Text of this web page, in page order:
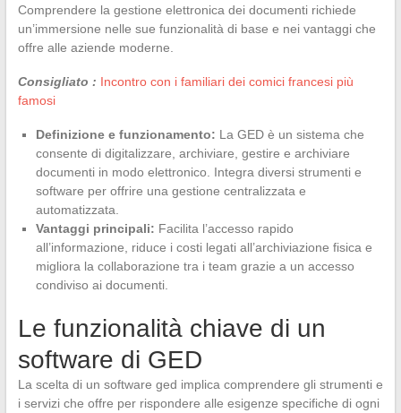
Comprendere la gestione elettronica dei documenti richiede
un’immersione nelle sue funzionalità di base e nei vantaggi che
offre alle aziende moderne.
Consigliato : Incontro con i familiari dei comici francesi più
famosi
Definizione e funzionamento: La GED è un sistema che
consente di digitalizzare, archiviare, gestire e archiviare
documenti in modo elettronico. Integra diversi strumenti e
software per offrire una gestione centralizzata e
automatizzata.
Vantaggi principali: Facilita l’accesso rapido
all’informazione, riduce i costi legati all’archiviazione fisica e
migliora la collaborazione tra i team grazie a un accesso
condiviso ai documenti.
Le funzionalità chiave di un
software di GED
La scelta di un software ged implica comprendere gli strumenti e
i servizi che offre per rispondere alle esigenze specifiche di ogni